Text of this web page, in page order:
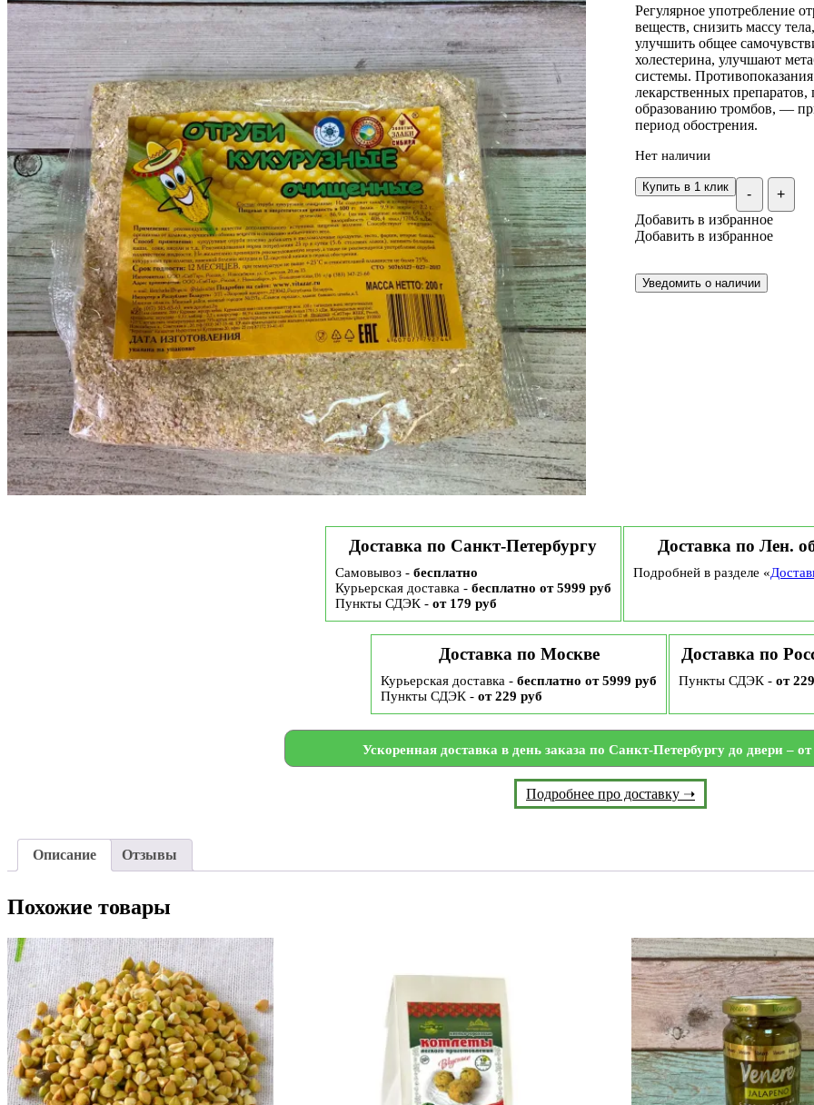
пользователей
Регулярное употребление
веществ, снизить массу
улучшить общее
холестерина, улучшают
системы.
лекарственных
образованию тромбов, —
период обострения.
Нет наличии
- +
Купить в 1 клик
Добавить в избранное
Добавить в избранное
Доставка по Санкт-Петербургу
Самовывоз - бесплатно
Курьерская доставка - бесплатно от 5999 руб
Пункты СДЭК - от 179 руб
Доставка по Лен.
Подробней в разделе «
Доставка по Москве
Курьерская доставка - бесплатно от 5999 руб
Пункты СДЭК - от 229 руб
Доставка по
Пункты СДЭК - от
Ускоренная доставка в день заказа по Санкт-Петербургу до двери –
Подробнее про доставку ➝
Описание Отзывы
Похожие товары